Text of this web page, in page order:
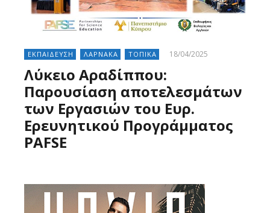
ΕΚΠΑΙΔΕΥΣΗ ΛΑΡΝΑΚΑ ΤΟΠΙΚΑ 18/04/2025
Λύκειο Αραδίππου:
Παρουσίαση αποτελεσμάτων
των Εργασιών του Ευρ.
Ερευνητικού Προγράμματος
PAFSE